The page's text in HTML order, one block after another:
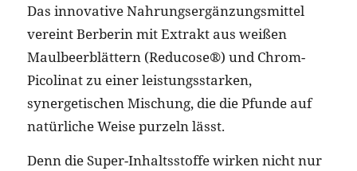
Das innovative Nahrungsergänzungsmittel
vereint Berberin mit Extrakt aus weißen
Maulbeerblättern (Reducose®) und Chrom-
Picolinat zu einer leistungsstarken,
synergetischen Mischung, die die Pfunde auf
natürliche Weise purzeln lässt.
Denn die Super-Inhaltsstoffe wirken nicht nur